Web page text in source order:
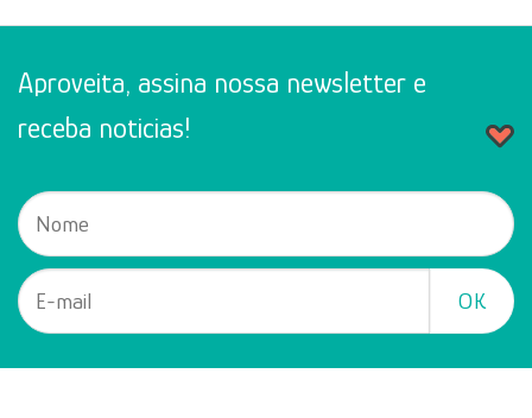
Aproveita, assina nossa newsletter e
receba noticias!